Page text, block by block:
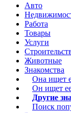
Авто
Работа
Товары
Услуги
Животные
Знакомства
Она ищет
Он ищет
Другие
Поиск